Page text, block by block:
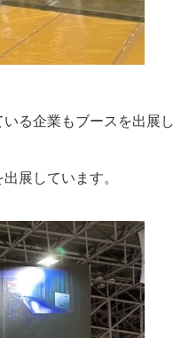
る企業もブースを出展し
展しています。